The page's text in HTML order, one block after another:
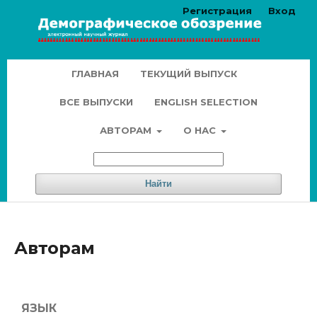
ГЛАВНАЯ ТЕКУЩИЙ ВЫПУСК
ВСЕ ВЫПУСКИ ENGLISH SELECTION
АВТОРАМ О НАС
Найти
Регистрация Вход
Авторам
ЯЗЫК